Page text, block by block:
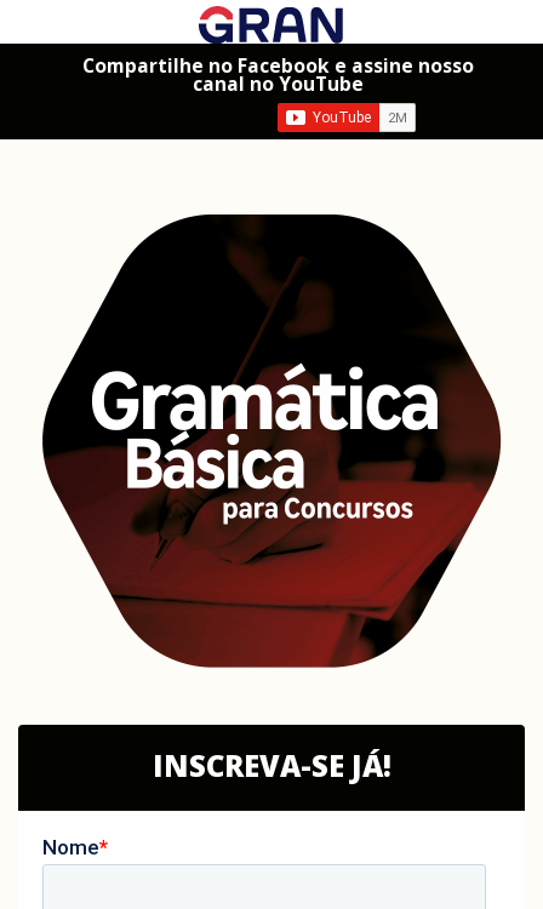
Compartilhe no Facebook e assine nosso
canal no YouTube
INSCREVA-SE JÁ!